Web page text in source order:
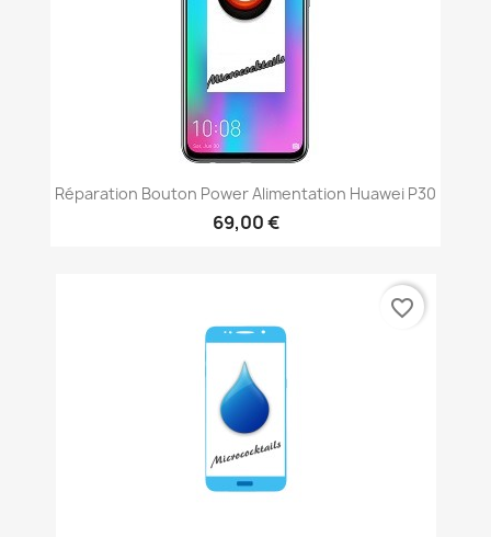
Réparation Bouton Power Alimentation Huawei P30
69,00 €
favorite_border